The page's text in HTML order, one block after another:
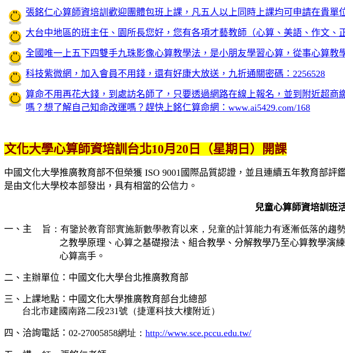
張銘仁心算師資培訓歡迎團體包班上課，凡五人以上同時上課均可申請在貴單
大台中地區的班主任、園所長您好，您有各項才藝教師（心算、美語、作文、
全國唯一上五下四雙手九珠影像心算教學法，是小朋友學習心算，從事心算教
科技紫微網，加入會員不用錢，還有好康大放送，九折通關密碼：2256528
算命不用再花大錢，到處訪名師了，只要透過網路在線上報名，並到附近超
嗎？想了解自己知命改運嗎？趕快上銘仁算命網：www.ai5429.com/168
文化大學心算師資培訓台北10月20日（星期日）開課
中國文化大學推廣教育部不但榮獲 ISO 9001 國際品質認證，並且連續五年教育部評
是由文化大學校本部發出，具有相當的公信力。
兒童心算師資培訓班
一、主 旨：有鑒於教育部實施新數學教育以來，兒童的計算能力有逐漸低落的趨
之教學原理、心算之基礎撥法、組合教學、分解教學乃至心算教學演
心算高手。
二、主辦單位：中國文化大學台北推廣教育部
三、上課地點：中國文化大學推廣教育部台北總部
台北市建國南路二段231號（捷運科技大樓附近）
四、洽詢電話： 02-27005858網址： http://www.sce.pccu.edu.tw/